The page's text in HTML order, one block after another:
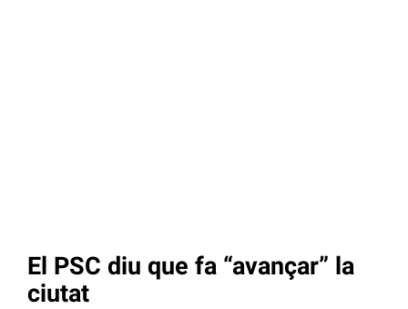
El PSC diu que fa “avançar” la
ciutat